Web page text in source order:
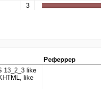
3
Реферрер
13_2_3 like
like